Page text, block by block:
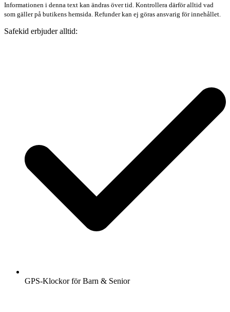
Informationen i denna text kan ändras över tid. Kontrollera därför alltid vad
som gäller på butikens hemsida. Refunder kan ej göras ansvarig för innehållet.
Safekid erbjuder alltid:
GPS-Klockor för Barn & Senior